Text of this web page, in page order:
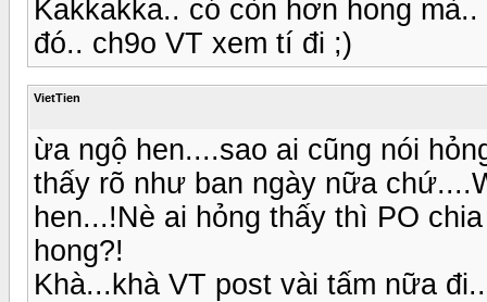
Kakkakka.. có còn hơn hong
đó.. ch9o VT xem tí đi ;)
VietTien
ừa ngộ hen....sao ai cũng nói
thấy rõ như ban ngày nữa
hen...!Nè ai hỏng thấy thì PO
hong?!
Khà...khà VT post vài tấm nữa